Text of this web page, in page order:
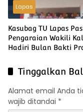
Lapas
Kasubag TU Lapas
Pengaraian Wakili
Hadiri Bulan Bakti
Rokan Hulu
Tinggalkan
Alamat email Anda
wajib ditandai *